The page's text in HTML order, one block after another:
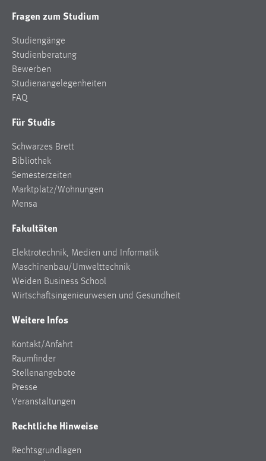
Fragen zum Studium
Studiengänge
Studienberatung
Bewerben
Studienangelegenheiten
FAQ
Für Studis
Schwarzes Brett
Bibliothek
Semesterzeiten
Marktplatz/Wohnungen
Mensa
Fakultäten
Elektrotechnik, Medien und Informatik
Maschinenbau/Umwelttechnik
Weiden Business School
Wirtschaftsingenieurwesen und Gesundheit
Weitere Infos
Kontakt/Anfahrt
Raumfinder
Stellenangebote
Presse
Veranstaltungen
Rechtliche Hinweise
Rechtsgrundlagen
Facebook Pixel
_fbp
Anbieter:
Facebook
3 Monate
EXTERNE MEDIEN
Plattformen anzeigen zu können, werden von diesen
externen Medien Cookies gesetzt.
YouTube